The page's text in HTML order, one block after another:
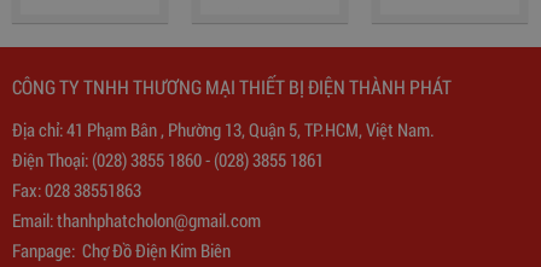
Biến Áp Đổi Nguồn DN020
775,000đ
CÔNG TY TNHH THƯƠNG MẠI THIẾT BỊ ĐIỆN THÀNH PHÁT
Địa chỉ: 41 Phạm Bân , Phường 13, Quận 5, TP.HCM, Việt Nam.
Điện Thoại: (028) 3855 1860- (028) 3855 1861
Fax: 028 38551863
Email:thanhphatcholon@gmail.com
Fanpage: Chợ Đồ Điện Kim Biên